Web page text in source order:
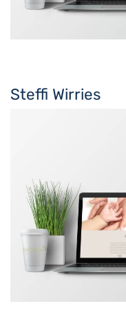
Steffi Wirries